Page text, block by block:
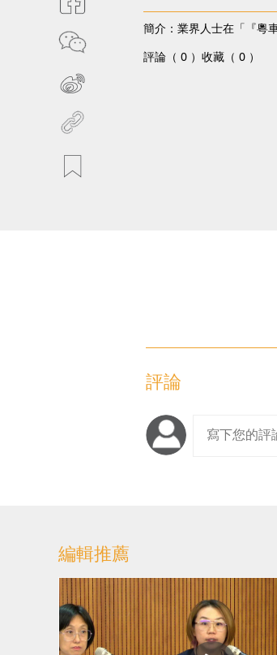
簡介：業界人士在「『粵
評論（ 0 ） 收藏（ 0 ）
評論
編輯推薦